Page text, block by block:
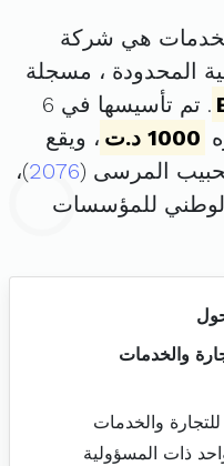
هي شركة
المحدودة ، مسجلة
. تم تأسيسها في 6
1000 د.ت
، ويقع
2076)،
للمؤسسات
والخدمات
والخدمات
ذات المسؤولية